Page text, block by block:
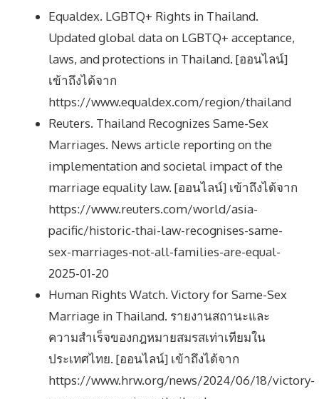
Equaldex. LGBTQ+ Rights in Thailand.
Updated global data on LGBTQ+ acceptance,
laws, and protections in Thailand. [ออนไลน์]
เข้าถึงได้จาก
https://www.equaldex.com/region/thailand
Reuters. Thailand Recognizes Same-Sex
Marriages. News article reporting on the
implementation and societal impact of the
marriage equality law. [ออนไลน์] เข้าถึงได้จาก
https://www.reuters.com/world/asia-
pacific/historic-thai-law-recognises-same-
sex-marriages-not-all-families-are-equal-
2025-01-20
Human Rights Watch. Victory for Same-Sex
Marriage in Thailand. รายงานสถานะและ
ความสำเร็จของกฎหมายสมรสเท่าเทียมใน
ประเทศไทย. [ออนไลน์] เข้าถึงได้จาก
https://www.hrw.org/news/2024/06/18/victory-